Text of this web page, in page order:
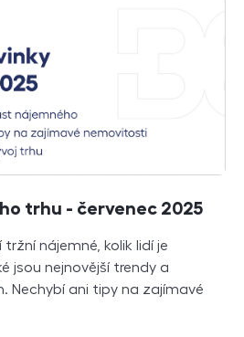
trhu - červenec 2025
tržní nájemné, kolik lidí je
jsou nejnovější trendy a
Nechybí ani tipy na zajímavé